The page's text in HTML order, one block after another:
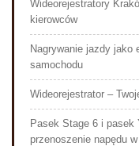
Wideorejestratory
kierowców
Nagrywanie jazdy jako
samochodu
Wideorejestrator –
Pasek Stage 6 i pasek
przenoszenie napędu